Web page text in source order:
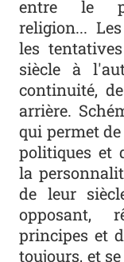
entre le
religion...
les
siècle à
continuité,
arrière.
qui permet
politiques et
la
de leur
opposant,
principes et
toujours, et